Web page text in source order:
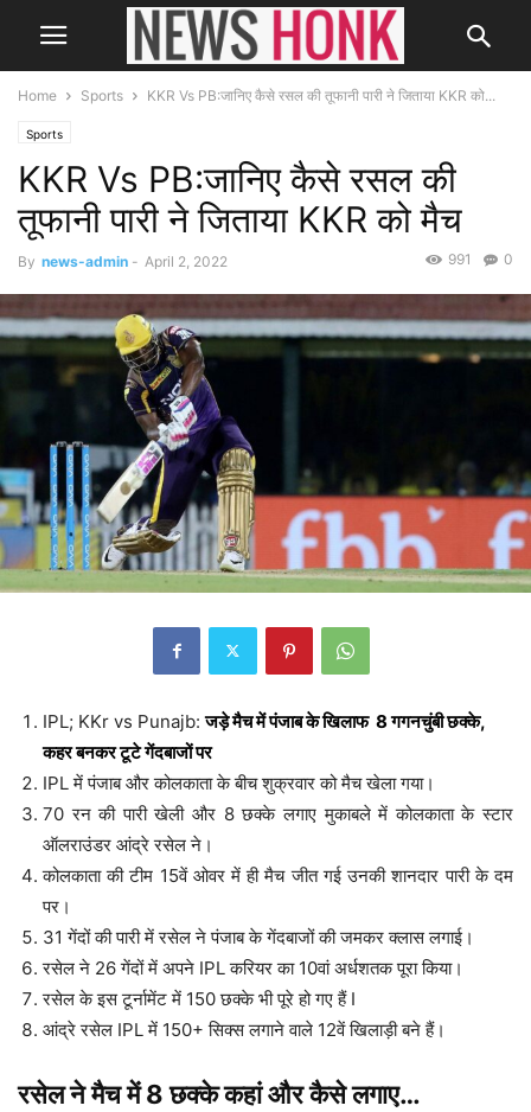
Home Sports KKR Vs PB:जानिए कैसे रसल की तूफानी पारी ने जिताया KKR को...
Sports
KKR Vs PB:जानिए कैसे रसल की
तूफानी पारी ने जिताया KKR को मैच
By news-admin - April 2, 2022 0
991
IPL; KKr vs Punajb:जड़े मैच में पंजाब के खिलाफ 8 गगनचुंबी छक्के,
कहर बनकर टूटे गेंदबाजों पर
IPL में पंजाब और कोलकाता के बीच शुक्रवार को मैच खेला गया।
70 रन की पारी खेली और 8 छक्के लगाए मुकाबले में कोलकाता के स्टार
ऑलराउंडर आंद्रे रसेल ने।
कोलकाता की टीम 15वें ओवर में ही मैच जीत गई उनकी शानदार पारी के दम
पर।
31 गेंदों की पारी में रसेल ने पंजाब के गेंदबाजों की जमकर क्लास लगाई।
रसेल ने 26 गेंदों में अपने IPL करियर का 10वां अर्धशतक पूरा किया।
रसेल के इस टूर्नामेंट में 150 छक्के भी पूरे हो गए हैं I
आंद्रे रसेल IPL में 150+ सिक्स लगाने वाले 12वें खिलाड़ी बने हैं।
रसेल ने मैच में 8 छक्के कहां और कैसे लगाए…